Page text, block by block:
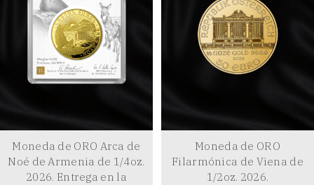
Moneda de ORO Arca de
Noé de Armenia de 1/4oz.
2026. Entrega en la
Moneda de ORO
Filarmónica de Viena de
1/2oz. 2026.